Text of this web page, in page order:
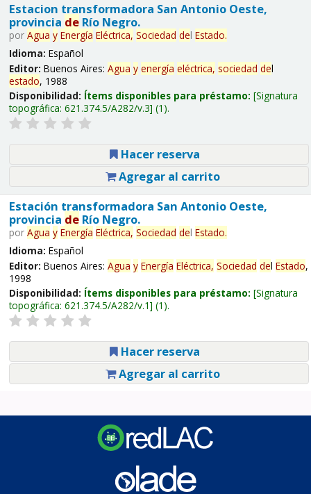
Estacion transformadora San Antonio Oeste,
provincia deRío Negro.
por Agua y Energía Eléctrica, Sociedad del Estado.
Idioma: Español
Editor: Buenos Aires: Agua y energía eléctrica, sociedad del
estado, 1988
Disponibilidad: Ítems disponibles para préstamo: Signatura
topográfica: 621.374.5/A282/v.3 (1).
Hacer reserva
Agregar al carrito
Estación transformadora San Antonio Oeste,
provincia deRío Negro.
por Agua y Energía Eléctrica, Sociedad del Estado.
Idioma: Español
Editor: Buenos Aires: Agua y Energía Eléctrica, Sociedad del Estado,
1998
Disponibilidad: Ítems disponibles para préstamo: Signatura
topográfica: 621.374.5/A282/v.1 (1).
Hacer reserva
Agregar al carrito